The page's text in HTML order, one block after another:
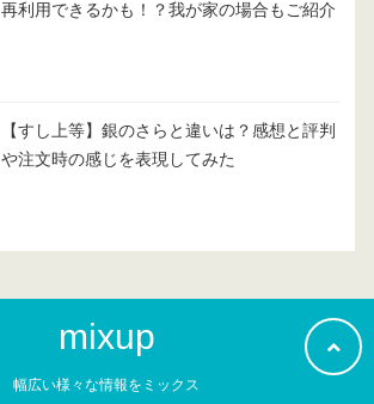
再利用できるかも！？我が家の場合もご紹介
【すし上等】銀のさらと違いは？感想と評判
や注文時の感じを表現してみた
mixup
幅広い様々な情報をミックス